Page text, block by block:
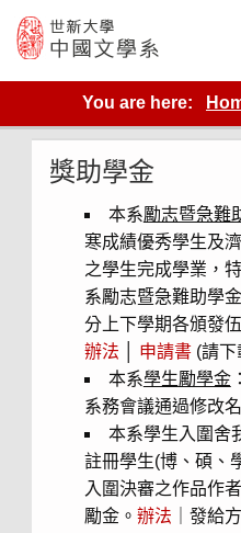
content
世新大學教學單位的網站
You are here:
獎助學金
本系勵志暨急難
寒成績優秀學生及
之學生完成學業，
系勵志暨急難助學
分上下學期各頒發
辦法
申請書(請下
本系學生勵學金
系務會議通過修改
本系學生入圍舍
註冊學生(博、碩、
入圍決審之作品作
勵金。 辦法 ｜發給